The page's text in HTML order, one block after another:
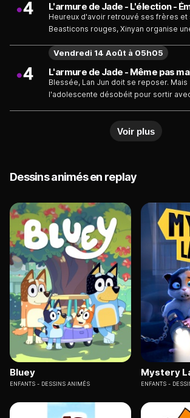
Heureux d'avoir retrouvé ses frères et
Beasticons rouges, Xinyan organise
s'emploie à lui gâcher la vie.
Blessée, Lan Jun doit se reposer. Mais
l'adolescente désobéit pour sortir
Vendredi 14 Août à 05h05
Voir plus
Dessins animés en replay
Bluey
ENFANTS DESSINS ANIMÉS
Mystery
ENFANTS